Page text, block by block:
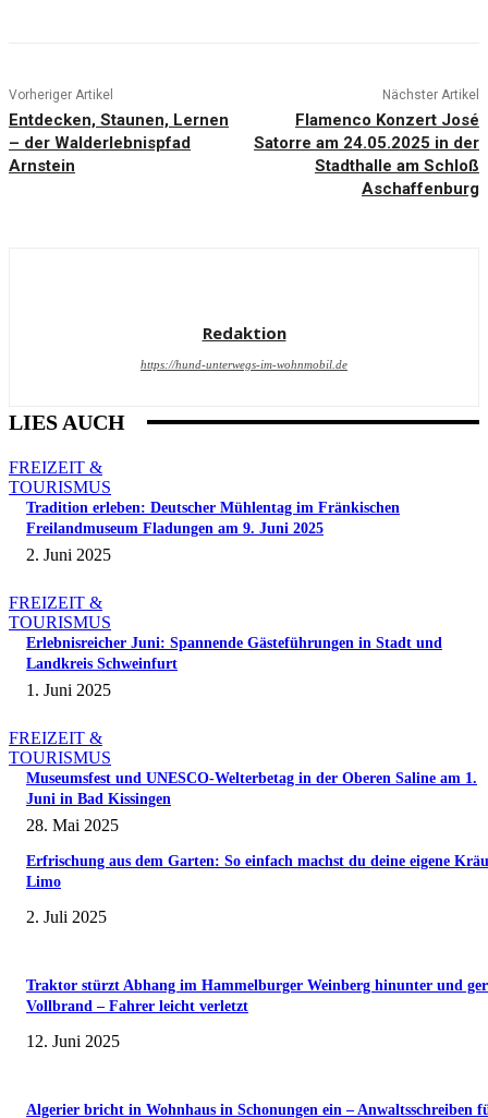
Vorheriger Artikel
Entdecken, Staunen, Lernen
– der Walderlebnispfad
Arnstein
Nächster Artikel
Flamenco Konzert José
Satorre am 24.05.2025 in der
Stadthalle am Schloß
Aschaffenburg
Redaktion
https://hund-unterwegs-im-wohnmobil.de
LIES AUCH
FREIZEIT &
TOURISMUS
Tradition erleben: Deutscher Mühlentag im Fränkischen
Freilandmuseum Fladungen am 9. Juni 2025
2. Juni 2025
FREIZEIT &
TOURISMUS
Erlebnisreicher Juni: Spannende Gästeführungen in Stadt und
Landkreis Schweinfurt
1. Juni 2025
FREIZEIT &
TOURISMUS
Museumsfest und UNESCO-Welterbetag in der Oberen Saline am 1.
Juni in Bad Kissingen
28. Mai 2025
Erfrischung aus dem Garten: So einfach machst du deine eigene
Limo
2. Juli 2025
Traktor stürzt Abhang im Hammelburger Weinberg hinunter und
Vollbrand – Fahrer leicht verletzt
12. Juni 2025
Algerier bricht in Wohnhaus in Schonungen ein – Anwaltsschreiben